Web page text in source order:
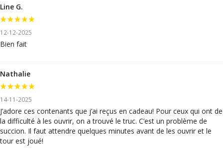
Line G.
12-12-2025
Bien fait
Nathalie
14-11-2025
J’adore ces contenants que j’ai reçus en cadeau! Pour ceux qui ont de
la difficulté à les ouvrir, on a trouvé le truc. C’est un problème de
succion. Il faut attendre quelques minutes avant de les ouvrir et le
tour est joué!